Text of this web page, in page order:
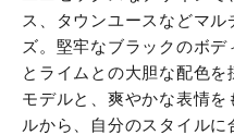
ス、タウンユースなどマ
ズ。堅牢なブラックのボ
とライムとの大胆な配色
モデルと、爽やかな表情
ルから、自分のスタイルに